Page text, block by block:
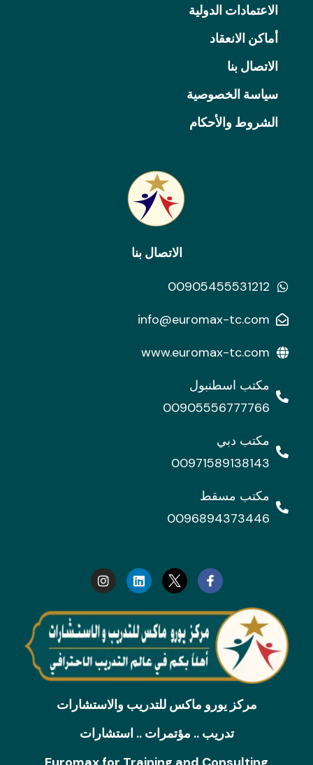
الاعتمادات الدولية
أماكن الانعقاد
الاتصال بنا
سياسة الخصوصية
الشروط والأحكام
الاتصال بنا
00905455531212
info@euromax-tc.com
www.euromax-tc.com
مكتب اسطنبول
00905556777766
مكتب دبي
00971589138143
مكتب مسقط
0096894373446
n
k
d
i
n
s
t
g
r
a
m
مركز يورو ماكس للتدريب والاستشارات
تدريب .. مؤتمرات .. استشارات